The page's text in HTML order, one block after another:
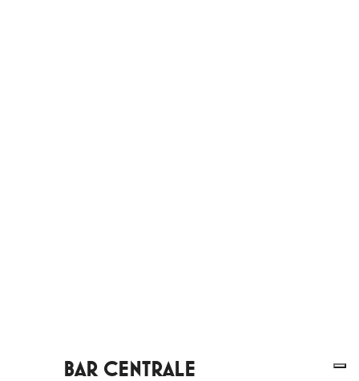
BAR CENTRALE